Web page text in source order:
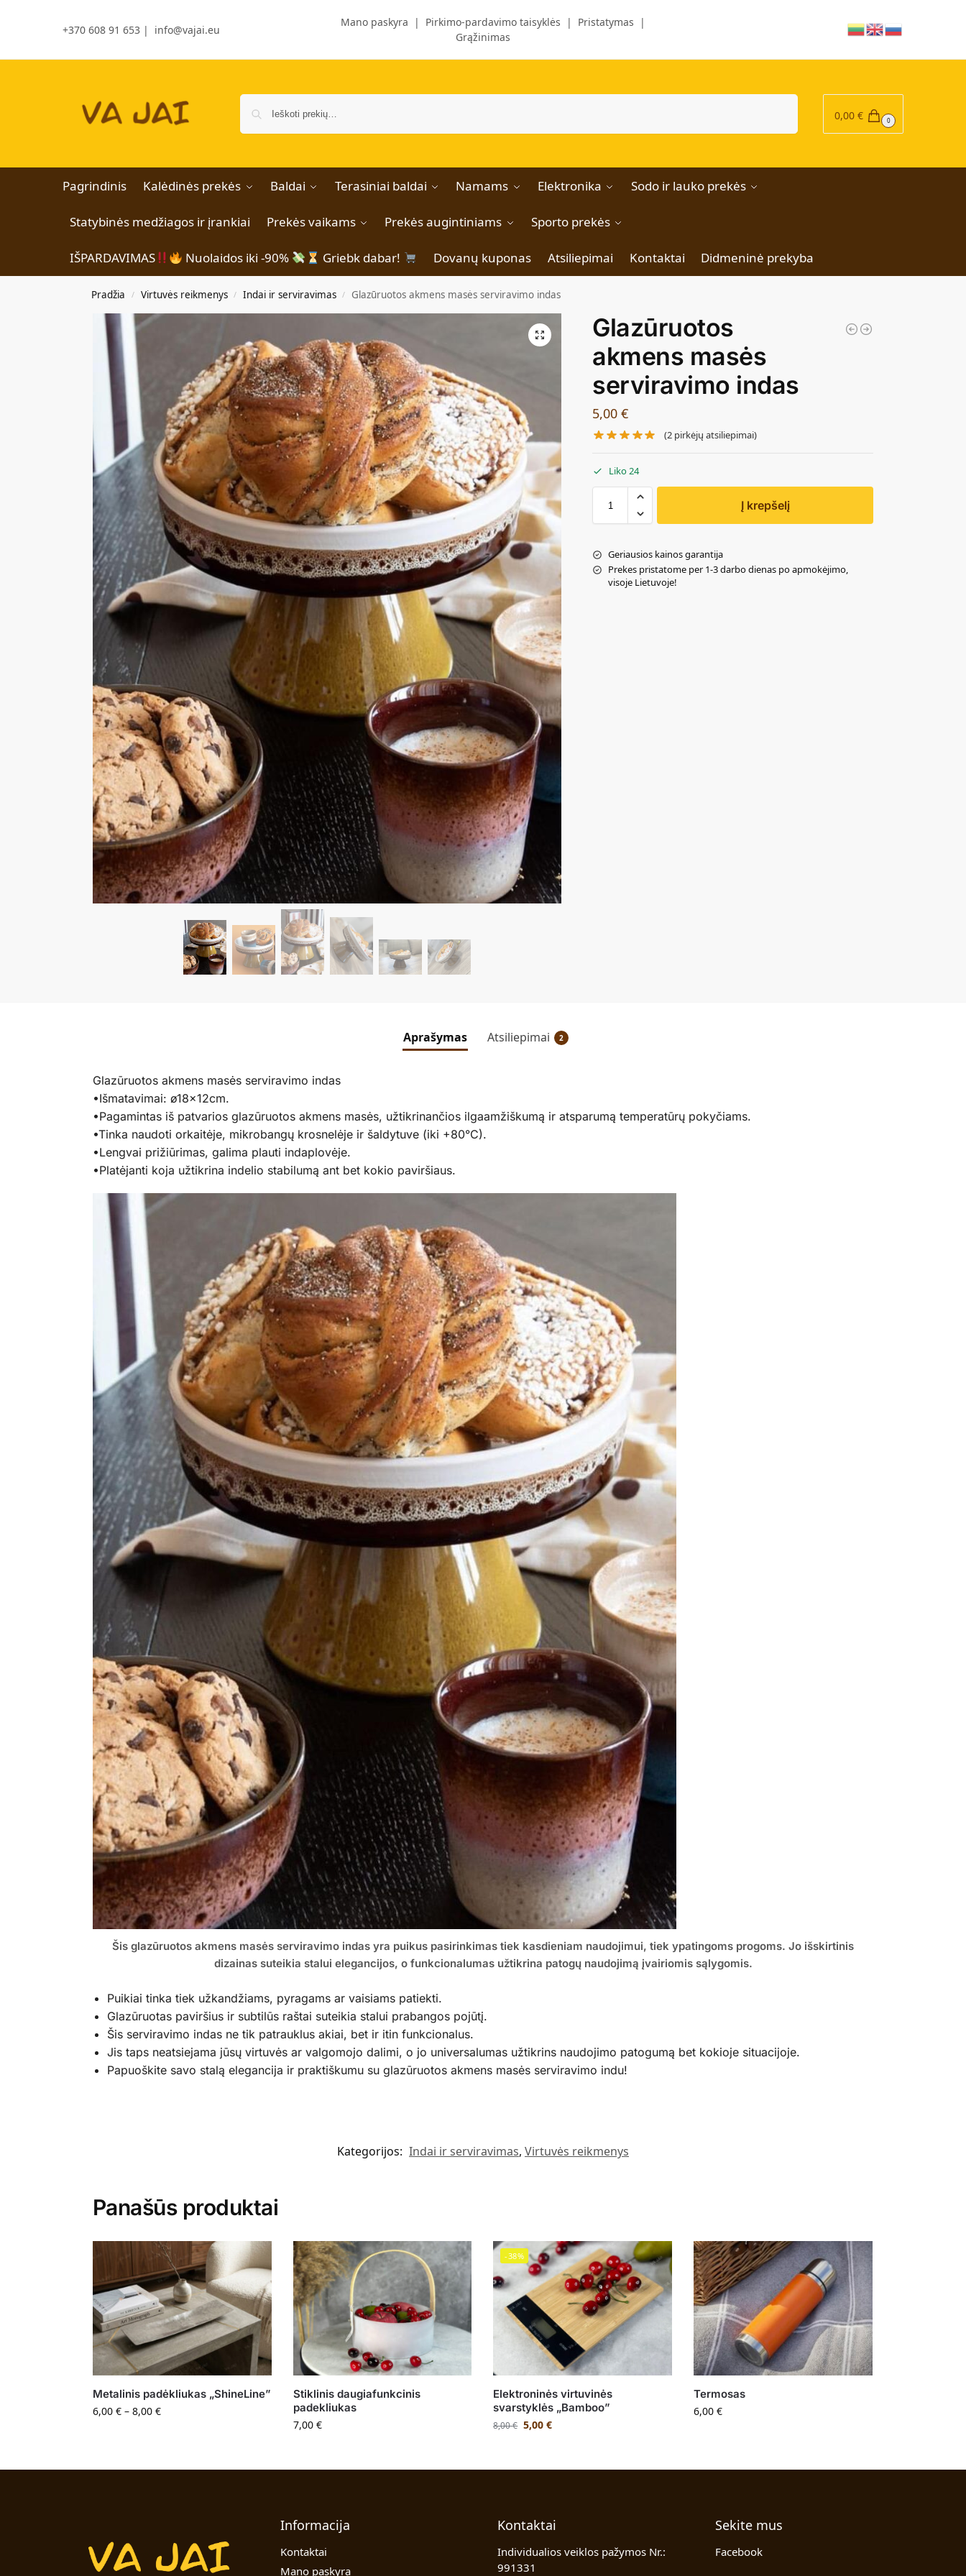
+370 608 91 653 | info@vajai.eu
Mano paskyra | Pirkimo-pardavimo taisyklės | Pristatymas |
Grąžinimas
0,00 € 0
Pagrindinis Kalėdinės prekės Baldai Terasiniai baldai Namams Elektronika Sodo ir lauko prekės
Statybinės medžiagos ir įrankiai Prekės vaikams Prekės augintiniams Sporto prekės
IŠPARDAVIMAS Nuolaidos iki -90% Griebk dabar! Dovanų kuponas Atsiliepimai Kontaktai Didmeninė prekyba
Pradžia / Virtuvės reikmenys / Indai ir serviravimas / Glazūruotos akmens masės serviravimo indas
Glazūruotos
akmens masės
serviravimo indas
5,00€
(2pirkėjų atsiliepimai)
Liko 24
Į krepšelį
Geriausios kainos garantija
Prekes pristatome per 1-3 darbo dienas po apmokėjimo,
visoje Lietuvoje!
Aprašymas Atsiliepimai 2
Glazūruotos akmens masės serviravimo indas
•Išmatavimai: ø18x12cm.
•Pagamintas iš patvarios glazūruotos akmens masės, užtikrinančios ilgaamžiškumą ir atsparumą temperatūrų pokyčiams.
•Tinka naudoti orkaitėje, mikrobangų krosnelėje ir šaldytuve (iki +80°C).
•Lengvai prižiūrimas, galima plauti indaplovėje.
•Platėjanti koja užtikrina indelio stabilumą ant bet kokio paviršiaus.
Šis glazūruotos akmens masės serviravimo indas yra puikus pasirinkimas tiek kasdieniam naudojimui, tiek ypatingoms progoms. Jo išskirtinis
dizainas suteikia stalui elegancijos, o funkcionalumas užtikrina patogų naudojimą įvairiomis sąlygomis.
Puikiai tinka tiek užkandžiams, pyragams ar vaisiams patiekti.
Glazūruotas paviršius ir subtilūs raštai suteikia stalui prabangos pojūtį.
Šis serviravimo indas ne tik patrauklus akiai, bet ir itin funkcionalus.
Jis taps neatsiejama jūsų virtuvės ar valgomojo dalimi, o jo universalumas užtikrins naudojimo patogumą bet kokioje situacijoje.
Papuoškite savo stalą elegancija ir praktiškumu su glazūruotos akmens masės serviravimo indu!
Kategorijos: Indai ir serviravimas, Virtuvės reikmenys
Panašūs produktai
Metalinis padėkliukas „ShineLine”
6,00 € – 8,00 €
Stiklinis daugiafunkcinis
padekliukas
7,00 €
-38%
Elektroninės virtuvinės
svarstyklės „Bamboo”
8,00€ 5,00€
Termosas
6,00€
Informacija
Kontaktai
Mano paskyra
Kontaktai
Individualios veiklos pažymos Nr.:
991331
Sekite mus
Facebook